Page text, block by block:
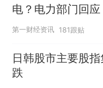
电？电力部门回应
第一财经资讯 181跟贴
日韩股市主要股
跌